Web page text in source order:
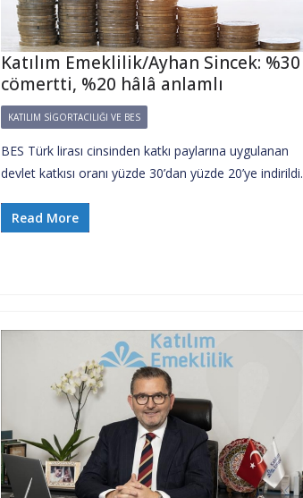
Katılım Emeklilik/Ayhan Sincek: %30
cömertti, %20 hâlâ anlamlı
KATILIM SIGORTACILIĞI VE BES
BES Türk lirası cinsinden katkı paylarına uygulanan
devlet katkısı oranı yüzde 30’dan yüzde 20’ye indirildi.
Read More